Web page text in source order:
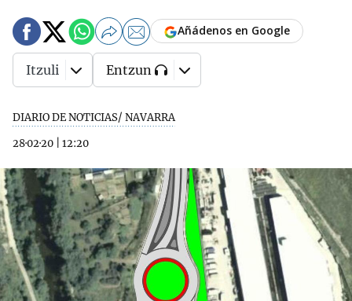
DIARIO DE NOTICIAS/ NAVARRA
28·02·20
12:20
Añádenos en Google
Itzuli Entzun